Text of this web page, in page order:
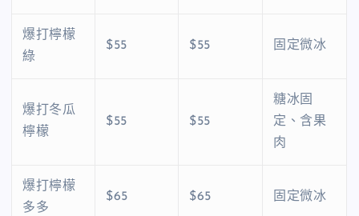
爆打檸檬
綠
$55 $55 固定微冰
爆打冬瓜
檸檬
$55 $55
糖冰固
定、含果
肉
爆打檸檬
多多
$65 $65 固定微冰